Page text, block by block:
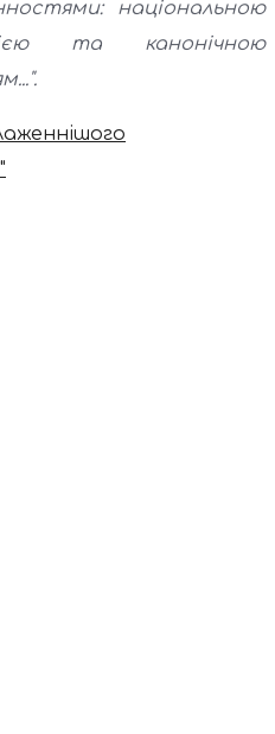
національною
та канонічною